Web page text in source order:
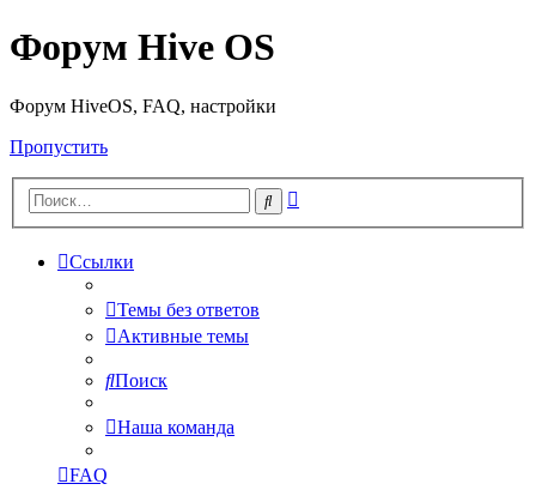
Форум Hive OS
Форум HiveOS, FAQ, настройки
Пропустить
Поиск
Ссылки
Темы без ответов
Активные темы
Поиск
Наша команда
FAQ